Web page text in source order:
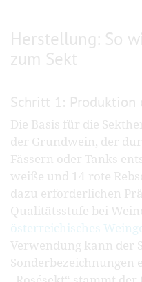
Herstellung: So
zum Sekt
Schritt 1: Produktion
Die Basis für die
der Grundwein, der
Fässern oder Tanks
weiße und 14 rote
dazu erforderlichen
Qualitätsstufe bei
österreichisches
Verwendung kann der
Sonderbezeichnungen